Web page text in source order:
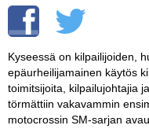
Kyseessä on kilpailijoiden,
epäurheilijamainen käytös
toimitsijoita, kilpailujohtajia
törmättiin vakavammin
motocrossin SM-sarjan